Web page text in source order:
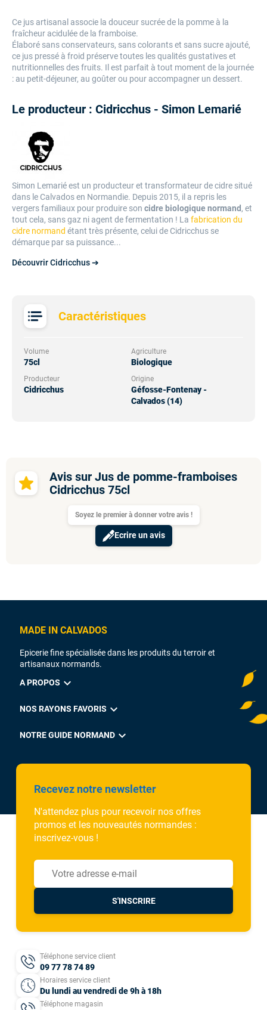
Caractéristiques
Volume
75cl
Agriculture
Biologique
Producteur
Cidricchus
Origine
Géfosse-Fontenay -
Calvados (14)
Ce jus artisanal associe la douceur sucrée de la pomme à la
fraîcheur acidulée de la framboise.
Élaboré sans conservateurs, sans colorants et sans sucre ajouté,
ce jus pressé à froid préserve toutes les qualités gustatives et
nutritionnelles des fruits. Il est parfait à tout moment de la journée
: au petit-déjeuner, au goûter ou pour accompagner un dessert.
Le producteur : Cidricchus - Simon Lemarié
Simon Lemarié est un producteur et transformateur de cidre situé
dans le Calvados en Normandie. Depuis 2015, il a repris les
vergers familiaux pour produire son cidre biologique normand , et
tout cela, sans gaz ni agent de fermentation ! La fabrication du
cidre normand étant très présente, celui de Cidricchus se
démarque par sa puissance...
Découvrir Cidricchus ➔
Avis sur Jus de pomme-framboises
Cidricchus 75cl
Soyez le premier à donner votre avis !
Ecrire un avis
MADE IN CALVADOS
Epicerie fine spécialisée dans les produits du terroir et
artisanaux normands.
A PROPOS expand_more
NOS RAYONS FAVORIS expand_more
NOTRE GUIDE NORMAND expand_more
Recevez notre newsletter
N'attendez plus pour recevoir nos offres
promos et les nouveautés normandes :
inscrivez-vous !
S'INSCRIRE
Téléphone service client
09 77 78 74 89
Horaires service client
Du lundi au vendredi de 9h à 18h
Téléphone magasin